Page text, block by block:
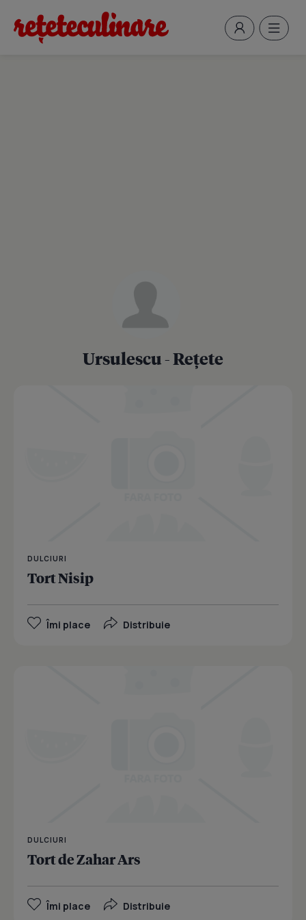
Ursulescu - Rețete
DULCIURI
Tort Nisip
Îmi place Distribuie
DULCIURI
Tort de Zahar Ars
Îmi place Distribuie